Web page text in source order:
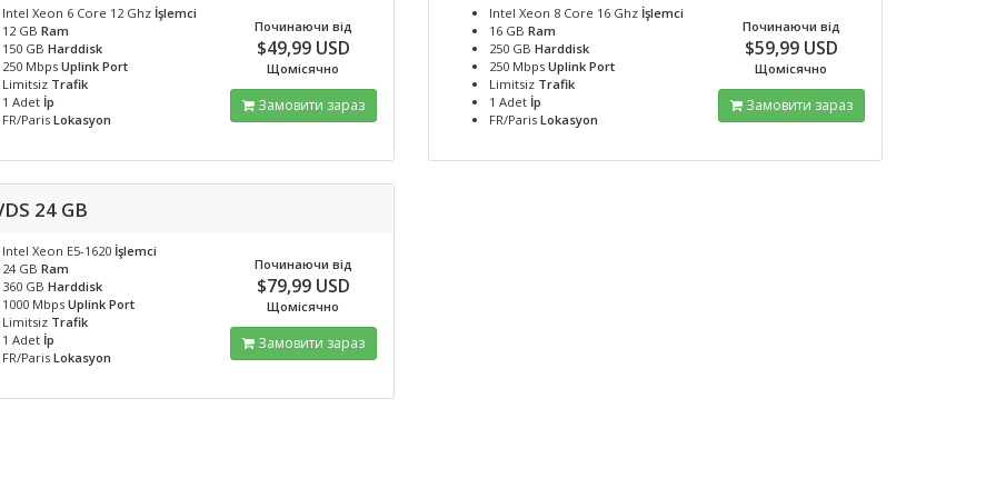
Intel Xeon 6 Core 12 Ghz İşlemci
12 GB Ram
150 GB Harddisk
250 Mbps Uplink Port
Limitsiz Trafik
1 Adet İp
FR/Paris Lokasyon
Починаючи від
$49,99 USD
Щомісячно
Замовити зараз
Intel Xeon 8 Core 16 Ghz İşlemci
16 GBRam
250 GBHarddisk
250 MbpsUplink Port
Limitsiz Trafik
1 Adet İp
FR/ParisLokasyon
Починаючи від
$59,99 USD
Щомісячно
Замовити зараз
24 GB
Intel Xeon E5-1620 İşlemci
24 GB Ram
360 GB Harddisk
1000 Mbps Uplink Port
Limitsiz Trafik
1 Adet İp
FR/Paris Lokasyon
Починаючи від
$79,99 USD
Щомісячно
Замовити зараз